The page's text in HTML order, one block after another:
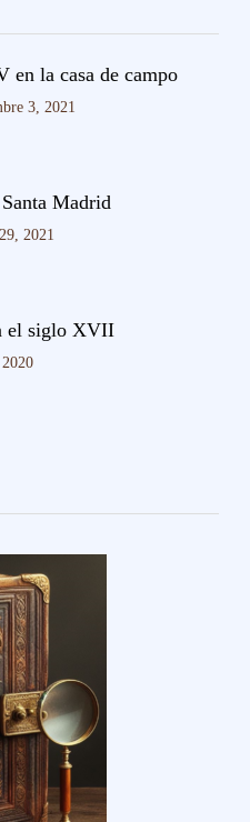
en la casa de campo
3, 2021
Santa Madrid
2021
el siglo XVII